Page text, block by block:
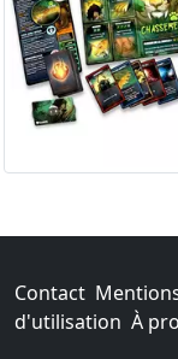
Contact
d'utilisation À